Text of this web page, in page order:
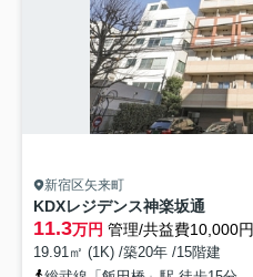
新宿区矢来町
KDXレジデンス神楽坂通
11.3万円 管理/共益費10,000円
19.91㎡ (1K) /築20年 /15階建